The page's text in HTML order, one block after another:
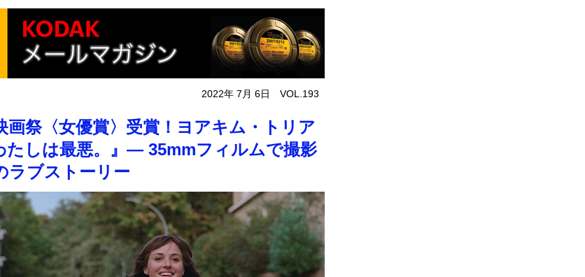
2022年 7月 6日 VOL.193
画祭〈女優賞〉受賞！ヨアキム・トリア
たしは最悪。』― 35mmフィルムで撮影
ラブストーリー